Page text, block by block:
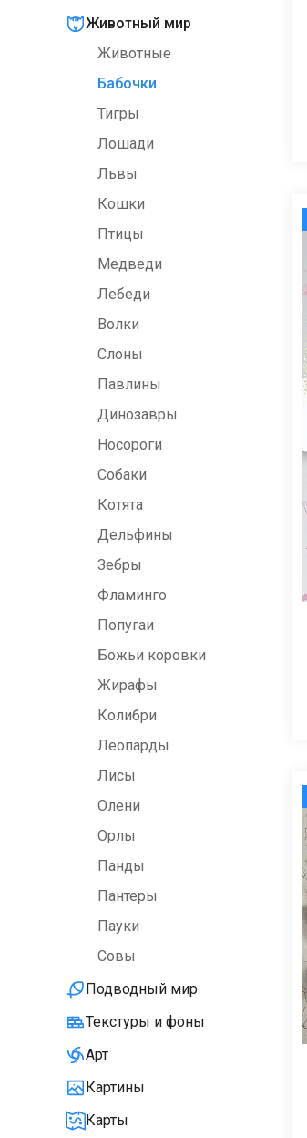
Животный мир
Животные
Бабочки
Тигры
Лошади
Львы
Кошки
Птицы
Медведи
Лебеди
Волки
Слоны
Павлины
Динозавры
Носороги
Собаки
Котята
Дельфины
Зебры
Фламинго
Попугаи
Божьи коровки
Жирафы
Колибри
Леопарды
Лисы
Олени
Орлы
Панды
Пантеры
Пауки
Совы
Подводный мир
Текстуры и фоны
Арт
Картины
Карты